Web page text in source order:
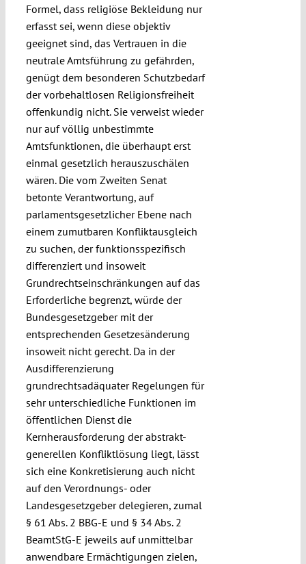
Formel, dass religiöse Bekleidung nur
erfasst sei, wenn diese objektiv
geeignet sind, das Vertrauen in die
neutrale Amtsführung zu gefährden,
genügt dem besonderen Schutzbedarf
der vorbehaltlosen Religionsfreiheit
offenkundig nicht. Sie verweist wieder
nur auf völlig unbestimmte
Amtsfunktionen, die überhaupt erst
einmal gesetzlich herauszuschälen
wären. Die vom Zweiten Senat
betonte Verantwortung, auf
parlamentsgesetzlicher Ebene nach
einem zumutbaren Konfliktausgleich
zu suchen, der funktionsspezifisch
differenziert und insoweit
Grundrechtseinschränkungen auf das
Erforderliche begrenzt, würde der
Bundesgesetzgeber mit der
entsprechenden Gesetzesänderung
insoweit nicht gerecht. Da in der
Ausdifferenzierung
grundrechtsadäquater Regelungen für
sehr unterschiedliche Funktionen im
öffentlichen Dienst die
Kernherausforderung der abstrakt-
generellen Konfliktlösung liegt, lässt
sich eine Konkretisierung auch nicht
auf den Verordnungs- oder
Landesgesetzgeber delegieren, zumal
§ 61 Abs. 2 BBG-E und § 34 Abs. 2
BeamtStG-E jeweils auf unmittelbar
anwendbare Ermächtigungen zielen,